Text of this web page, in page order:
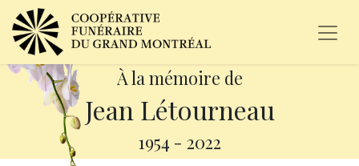
À la mémoire de
Jean Létourneau
1954 - 2022